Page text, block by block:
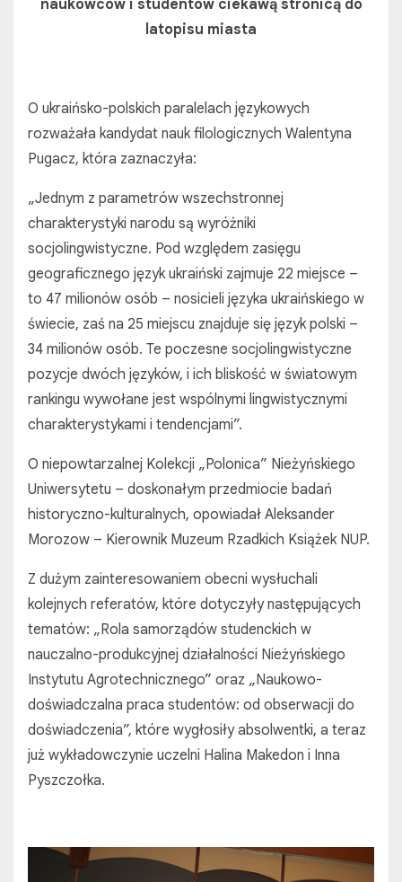
naukowców i studentów ciekawą stronicą do
latopisu miasta
O ukraińsko-polskich paralelach językowych
rozważała kandydat nauk filologicznych Walentyna
Pugacz, która zaznaczyła:
„Jednym z parametrów wszechstronnej
charakterystyki narodu są wyróżniki
socjolingwistyczne. Pod względem zasięgu
geograficznego język ukraiński zajmuje 22 miejsce –
to 47 milionów osób – nosicieli języka ukraińskiego w
świecie, zaś na 25 miejscu znajduje się język polski –
34 milionów osób. Te poczesne socjolingwistyczne
pozycje dwóch języków, i ich bliskość w światowym
rankingu wywołane jest wspólnymi lingwistycznymi
charakterystykami i tendencjami”.
O niepowtarzalnej Kolekcji „Polonica” Nieżyńskiego
Uniwersytetu – doskonałym przedmiocie badań
historyczno-kulturalnych, opowiadał Aleksander
Morozow – Kierownik Muzeum Rzadkich Książek NUP.
Z dużym zainteresowaniem obecni wysłuchali
kolejnych referatów, które dotyczyły następujących
tematów: „Rola samorządów studenckich w
nauczalno-produkcyjnej działalności Nieżyńskiego
Instytutu Agrotechnicznego” oraz „Naukowo-
doświadczalna praca studentów: od obserwacji do
doświadczenia”, które wygłosiły absolwentki, a teraz
już wykładowczynie uczelni Halina Makedon i Inna
Pyszczołka.